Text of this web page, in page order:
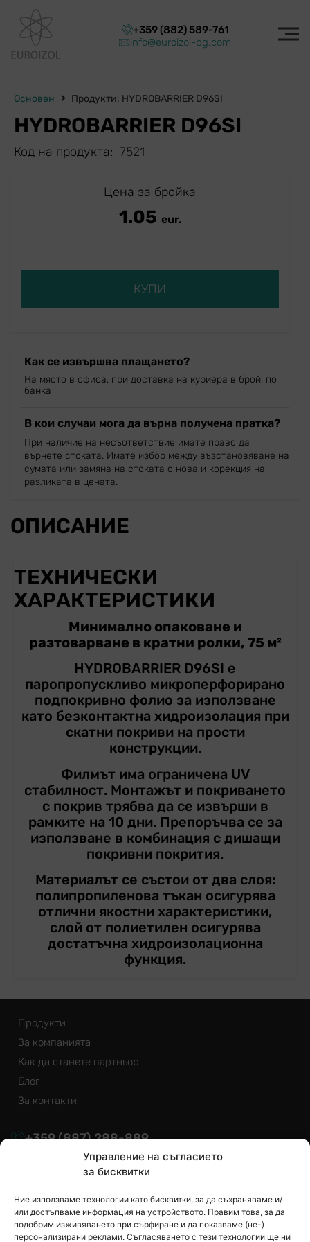
Управление на съгласието
за бисквитки
Ние използваме технологии като бисквитки, за да съхраняваме и/
или достъпваме информация на устройството. Правим това, за да
подобрим изживяването при сърфиране и да показваме (не-)
персонализирани реклами. Съгласяването с тези технологии ще ни
+359 (882) 589-761
info@euroizol-bg.com
Основен Продукти: HYDROBARRIER D96SI
HYDROBARRIER D96SI
Код на продукта: 7521
Цена за бройка
1.05 eur.
КУПИ
Как се извършва плащането?
На място в офиса, при доставка на куриера в брой, по
банка
В кои случаи мога да върна получена пратка?
При наличие на несъответствие имате право да
върнете стоката. Имате избор между възстановяване на
сумата или замяна на стоката с нова и корекция на
разликата в цената.
ОПИСАНИЕ
ТЕХНИЧЕСКИ
ХАРАКТЕРИСТИКИ
Минимално опаковане и
разтоварване в кратни ролки, 75 м²
HYDROBARRIER D96SI е
паропропускливо микроперфорирано
подпокривно фолио за използване
като безконтактна хидроизолация при
скатни покриви на прости
конструкции.
Филмът има ограничена UV
стабилност. Монтажът и покриването
с покрив трябва да се извърши в
рамките на 10 дни. Препоръчва се за
използване в комбинация с дишащи
покривни покрития.
Материалът се състои от два слоя:
полипропиленова тъкан осигурява
отлични якостни характеристики,
слой от полиетилен осигурява
достатъчна хидроизолационна
функция.
Продукти
За компанията
Как да станете партньор
Блог
За контакти
+359(887)288-889
info@euroizol.bg